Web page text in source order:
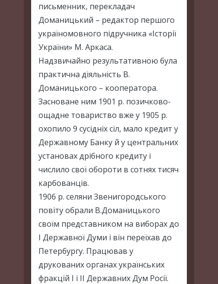
письменник, перекладач
Доманицький – редактор першого
україномовного підручника «Історії
України» М. Аркаса.
Надзвичайно результативною була
практична діяльність В.
Доманицького – кооператора.
Засноване ним 1901 р. позичково-
ощадне товариство вже у 1905 р.
охопило 9 сусідніх сіл, мало кредит у
Державному Банку й у центральних
установах дрібного кредиту і
числило свої обороти в сотнях тисяч
карбованців.
1906 р. селяни Звенигородського
повіту обрали В.Доманицького
своїм представником на виборах до
І Державної Думи і він переїхав до
Петербургу. Працював у
друкованих органах українських
фракцій І і ІІ Державних Дум Росії.